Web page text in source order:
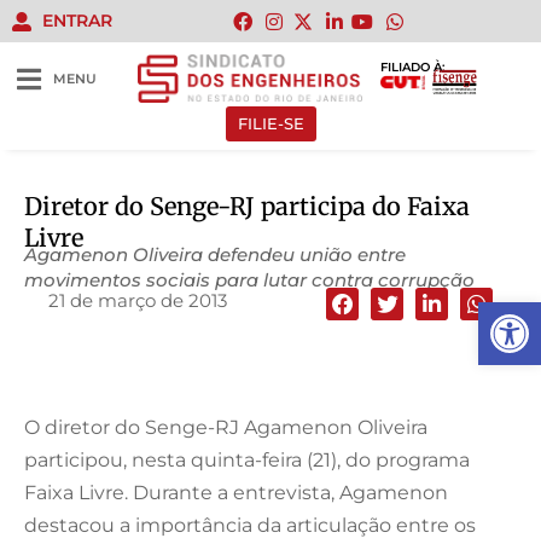
Abrir
ENTRAR
MENU
FILIADO À:
FILIE-SE
Diretor do Senge-RJ participa do Faixa
Livre
Agamenon Oliveira defendeu união entre
movimentos sociais para lutar contra corrupção
21 de março de 2013
O diretor do Senge-RJ Agamenon Oliveira
participou, nesta quinta-feira (21), do programa
Faixa Livre. Durante a entrevista, Agamenon
destacou a importância da articulação entre os